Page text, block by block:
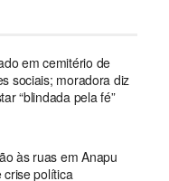
em cemitério de
sociais; moradora diz
“blindada pela fé”
às ruas em Anapu
política